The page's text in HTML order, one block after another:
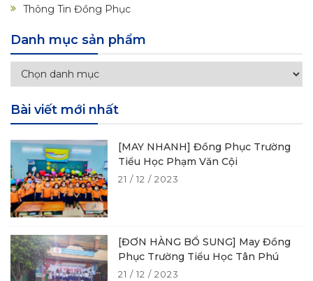
Thông Tin Đồng Phục
Danh mục sản phẩm
Bài viết mới nhất
[MAY NHANH] Đồng Phục Trường
Tiểu Học Phạm Văn Cội
21 / 12 / 2023
[ĐƠN HÀNG BỔ SUNG] May Đồng
Phục Trường Tiểu Học Tân Phú
21 / 12 / 2023